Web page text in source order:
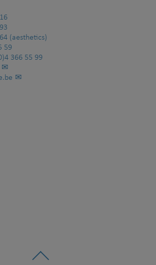
(aesthetics)
59
366 55 99